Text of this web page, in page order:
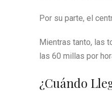
Por su parte, el
Mientras tanto, las
las 60 millas por
¿Cuándo